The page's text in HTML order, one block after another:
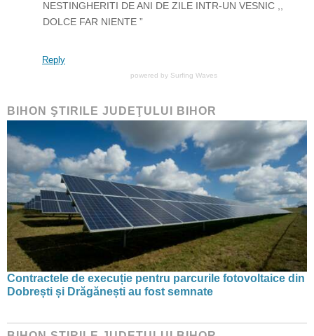
NESTINGHERITI DE ANI DE ZILE INTR-UN VESNIC ,,
DOLCE FAR NIENTE ”
Reply
powered by Surfing Waves
BIHON ŞTIRILE JUDEŢULUI BIHOR
Contractele de execuție pentru parcurile fotovoltaice din
Dobrești și Drăgănești au fost semnate